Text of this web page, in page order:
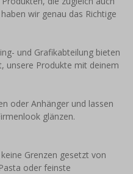
wir genau das Richtige
und Grafikabteilung bieten
unsere Produkte mit deinem
oder Anhänger und lassen
glänzen.
Grenzen gesetzt von
oder feinste